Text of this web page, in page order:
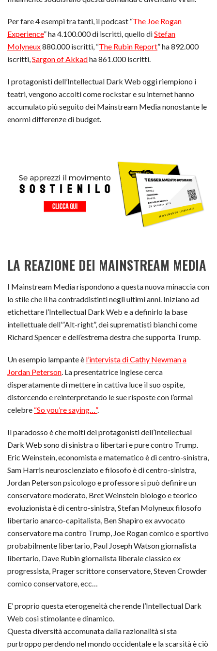
Per fare 4 esempi tra tanti, il podcast “The Joe Rogan
Experience” ha 4.100.000 di iscritti, quello diStefan
Molyneux880.000 iscritti, “The Rubin Report” ha 892.000
iscritti,Sargon of Akkadha 861.000 iscritti.
I protagonisti dell’Intellectual Dark Web oggi riempiono i
teatri, vengono accolti come rockstar e su internet hanno
accumulato più seguito dei Mainstream Media nonostante le
enormi differenze di budget.
LA REAZIONE DEI MAINSTREAM MEDIA
I Mainstream Media rispondono a questa nuova minaccia con
lo stile che li ha contraddistinti negli ultimi anni. Iniziano ad
etichettare l’Intellectual Dark Web e a definirlo la base
intellettuale dell’”Alt-right”, dei suprematisti bianchi come
Richard Spencer e dell’estrema destra che supporta Trump.
Un esempio lampante è l’intervista di Cathy Newman a
Jordan Peterson. La presentatrice inglese cerca
disperatamente di mettere in cattiva luce il suo ospite,
distorcendo e reinterpretando le sue risposte con l’ormai
celebre “So you’re saying…”.
Il paradosso è che molti dei protagonisti dell’Intellectual
Dark Web sono di sinistra o libertari e pure contro Trump.
Eric Weinstein, economista e matematico è di centro-sinistra,
Sam Harris neuroscienziato e filosofo è di centro-sinistra,
Jordan Peterson psicologo e professore si può definire un
conservatore moderato, Bret Weinstein biologo e teorico
evoluzionista è di centro-sinistra, Stefan Molyneux filosofo
libertario anarco-capitalista, Ben Shapiro ex avvocato
conservatore ma contro Trump, Joe Rogan comico e sportivo
probabilmente libertario, Paul Joseph Watson giornalista
libertario, Dave Rubin giornalista liberale classico ex
progressista, Prager scrittore conservatore, Steven Crowder
comico conservatore, ecc…
E’ proprio questa eterogeneità che rende l’Intellectual Dark
Web così stimolante e dinamico.
Questa diversità accomunata dalla razionalità si sta
purtroppo perdendo nel mondo occidentale e la scarsità è ciò